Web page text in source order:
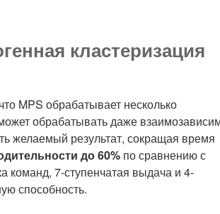
кластеризация
MPS обрабатывает несколько
обрабатывать даже
желаемый результат, сокращая время
до 60% по сравнению с
команд, 7-ступенчатая выдача и 4-
способность.